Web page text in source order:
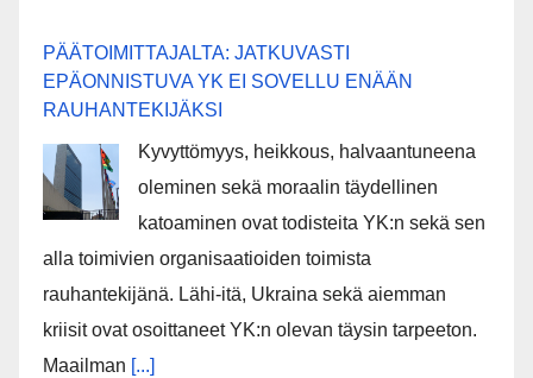
PÄÄTOIMITTAJALTA: JATKUVASTI
EPÄONNISTUVA YK EI SOVELLU ENÄÄN
RAUHANTEKIJÄKSI
Kyvyttömyys, heikkous, halvaantuneena
oleminen sekä moraalin täydellinen
katoaminen ovat todisteita YK:n sekä sen
alla toimivien organisaatioiden toimista
rauhantekijänä. Lähi-itä, Ukraina sekä aiemman
kriisit ovat osoittaneet YK:n olevan täysin tarpeeton.
Maailman [...]